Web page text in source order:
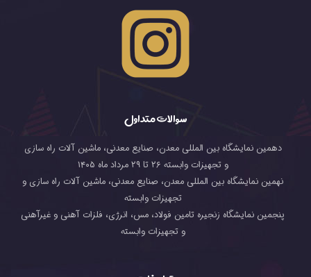
سوالات متداول
دهمین نمایشگاه بین المللی معدن، صنایع معدنی، ماشین آلات راه سازی
و تجهیزات وابسته ۲۶ تا ۲۹ مرداد ماه ۱۴۰۵
نهمین نمایشگاه بین المللی معدن، صنایع معدنی، ماشین آلات راه سازی و
تجهیزات وابسته
پنجمین نمایشگاه زنجیره تامین فولاد، مس، انرژی، فلزات آهنی و غیرآهنی
و تجهیزات وابسته